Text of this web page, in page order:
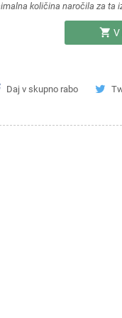
količina naročila za ta
shopping_cart V
Daj v skupno rabo